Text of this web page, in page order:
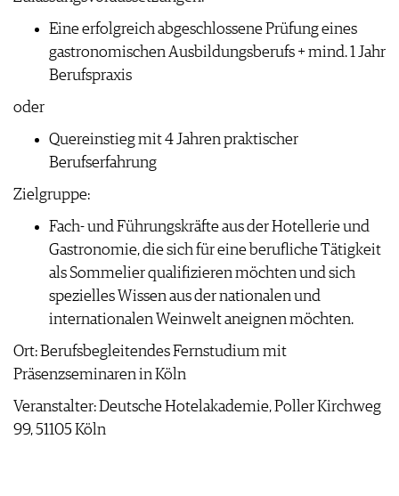
Eine erfolgreich abgeschlossene Prüfung eines
gastronomischen Ausbildungsberufs + mind. 1 Jahr
Berufspraxis
oder
Quereinstieg mit 4 Jahren praktischer
Berufserfahrung
Zielgruppe:
Fach- und Führungskräfte aus der Hotellerie und
Gastronomie, die sich für eine berufliche Tätigkeit
als Sommelier qualifizieren möchten und sich
spezielles Wissen aus der nationalen und
internationalen Weinwelt aneignen möchten.
Ort: Berufsbegleitendes Fernstudium mit
Präsenzseminaren in Köln
Veranstalter: Deutsche Hotelakademie, Poller Kirchweg
99, 51105 Köln